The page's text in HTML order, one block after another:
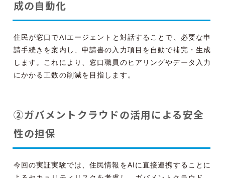
成の自動化
住民が窓口でAIエージェントと対話することで、必要な申
請手続きを案内し、申請書の入力項目を自動で補完・生成
します。これにより、窓口職員のヒアリングやデータ入力
にかかる工数の削減を目指します。
②ガバメントクラウドの活用による安全
性の担保
今回の実証実験では、住民情報をAIに直接連携することに